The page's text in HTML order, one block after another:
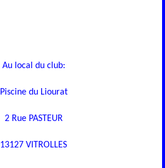
Au local du club:
Piscine du Liourat
2 Rue PASTEUR
13127 VITROLLES